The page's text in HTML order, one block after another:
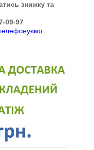
знижку та
09-97